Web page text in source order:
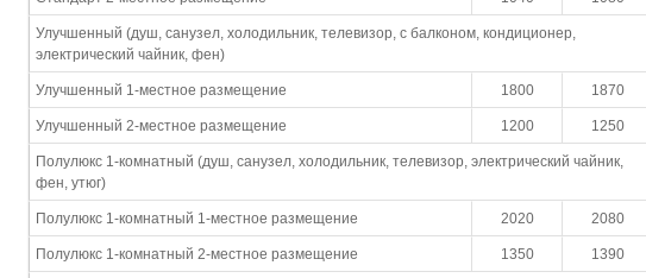
Улучшенный (душ, санузел, холодильник, телевизор, с балконом, кондиционер,
электрический чайник, фен)
Улучшенный 1-местное размещение 1800 1870
Улучшенный 2-местное размещение 1200 1250
Полулюкс 1-комнатный (душ, санузел, холодильник, телевизор, электрический чайник,
фен, утюг)
Полулюкс 1-комнатный 1-местное размещение 2020 2080
Полулюкс 1-комнатный 2-местное размещение 1350 1390